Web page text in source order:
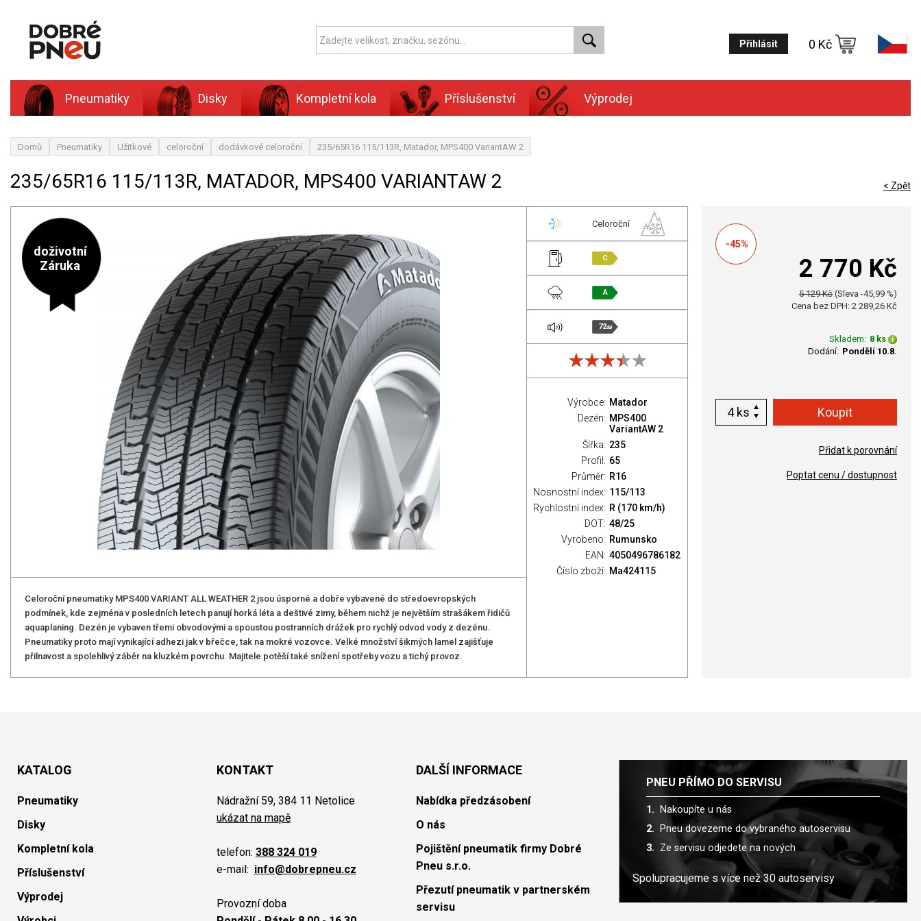
Přihlásit 0 Kč
Pneumatiky Disky Kompletní kola Příslušenství Výprodej
Domů Pneumatiky Užitkové celoroční dodávkové celoroční 235/65R16 115/113R, Matador, MPS400 VariantAW 2
235/65R16 115/113R, MATADOR, MPS400 VARIANTAW 2 < Zpět
doživotní
Záruka
Celoroční pneumatiky MPS400 VARIANT ALL WEATHER 2 jsou úsporné a dobře vybavené do středoevropských
podmínek, kde zejména v posledních letech panují horká léta a deštivé zimy, během nichž je největším strašákem řidičů
aquaplaning. Dezén je vybaven třemi obvodovými a spoustou postranních drážek pro rychlý odvod vody z dezénu.
Pneumatiky proto mají vynikající adhezi jak v břečce, tak na mokré vozovce. Velké množství šikmých lamel zajišťuje
přilnavost a spolehlivý záběr na kluzkém povrchu. Majitele potěší také snížení spotřeby vozu a tichý provoz.
Celoroční
C
A
72dB
Výrobce: Matador
Dezén: MPS400
VariantAW 2
Šířka: 235
Profil: 65
Průměr: R16
Nosnostní index: 115/113
Rychlostní index: R (170 km/h)
DOT: 48/25
Vyrobeno: Rumunsko
EAN: 4050496786182
Číslo zboží: Ma424115
-45%
2 770 Kč
5 129 Kč (Sleva -45,99 %)
Cena bez DPH: 2 289,26 Kč
Skladem: 8 ks
Dodání: Pondělí 10.8.
ks
Přidat k porovnání
Poptat cenu / dostupnost
KATALOG
Pneumatiky
Disky
Kompletní kola
Příslušenství
Výprodej
KONTAKT
Nádražní 59, 384 11 Netolice
ukázat na mapě
telefon: 388 324 019
e-mail: info@dobrepneu.cz
Provozní doba
DALŠÍ INFORMACE
Nabídka předzásobení
O nás
Pojištění pneumatik firmy Dobré
Pneu s.r.o.
Přezutí pneumatik v partnerském
servisu
PNEU PŘÍMO DO SERVISU
Nakoupíte u nás
Pneu dovezeme do vybraného autoservisu
Ze servisu odjedete na nových
Spolupracujeme s více než 30 autoservisy